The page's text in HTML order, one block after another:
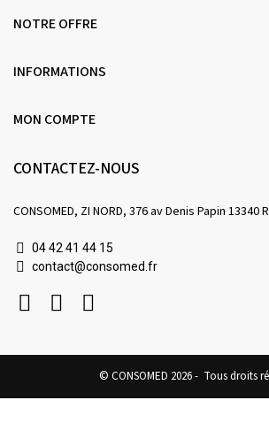
NOTRE OFFRE
INFORMATIONS
MON COMPTE
CONTACTEZ-NOUS
CONSOMED, ZI NORD, 376 av Denis Papin 13340
04 42 41 44 15
contact@consomed.fr
© CONSOMED 2026 - Tous droits